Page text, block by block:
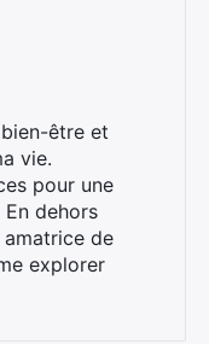
être et
vie.
pour une
dehors
de
explorer